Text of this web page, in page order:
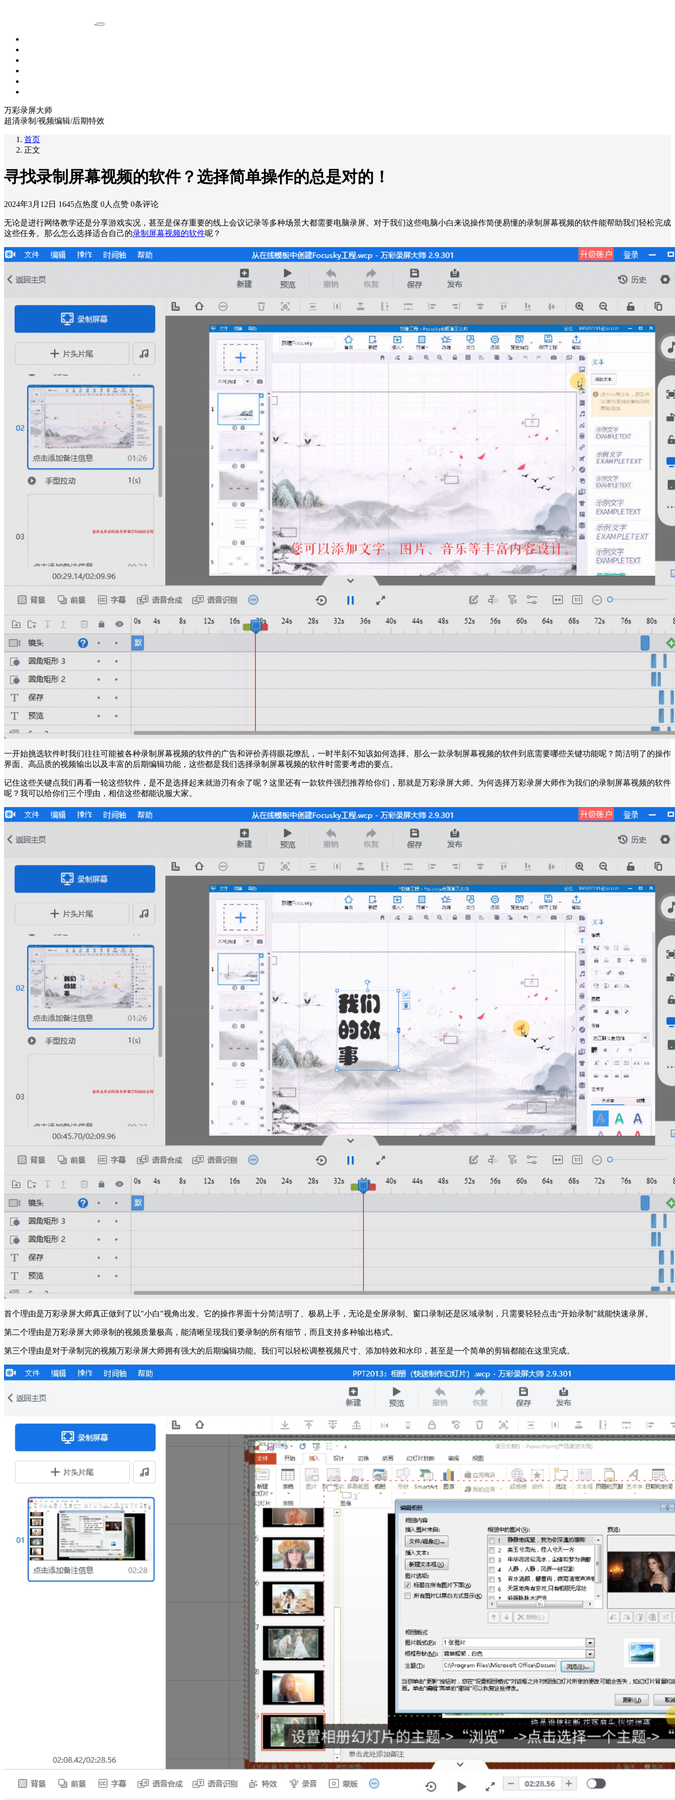
万彩录屏大师
超清录制/视频编辑/后期特效
首页
正文
寻找录制屏幕视频的软件？选择简单操作的总是对的！
2024年3月12日 1645点热度 0人点赞 0条评论
无论是进行网络教学还是分享游戏实况，甚至是保存重要的线上会议记录等多种场景大都需要电脑录屏。对于我们这些电脑小白来说操作简便易懂的录制屏幕视频的软件能帮助我们轻松完成
这些任务。那么怎么选择适合自己的录制屏幕视频的软件呢？
一开始挑选软件时我们往往可能被各种录制屏幕视频的软件的广告和评价弄得眼花缭乱，一时半刻不知该如何选择。那么一款录制屏幕视频的软件到底需要哪些关键功能呢？简洁明了的操作
界面、高品质的视频输出以及丰富的后期编辑功能，这些都是我们选择录制屏幕视频的软件时需要考虑的要点。
记住这些关键点我们再看一轮这些软件，是不是选择起来就游刃有余了呢？这里还有一款软件强烈推荐给你们，那就是万彩录屏大师。为何选择万彩录屏大师作为我们的录制屏幕视频的软件
呢？我可以给你们三个理由，相信这些都能说服大家。
首个理由是万彩录屏大师真正做到了以"小白"视角出发。它的操作界面十分简洁明了、极易上手，无论是全屏录制、窗口录制还是区域录制，只需要轻轻点击“开始录制”就能快速录屏。
第二个理由是万彩录屏大师录制的视频质量极高，能清晰呈现我们要录制的所有细节，而且支持多种输出格式。
第三个理由是对于录制完的视频万彩录屏大师拥有强大的后期编辑功能。我们可以轻松调整视频尺寸、添加特效和水印，甚至是一个简单的剪辑都能在这里完成。